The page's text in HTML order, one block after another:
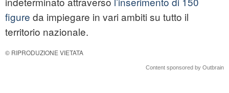
figure da impiegare in vari ambiti su tutto il
territorio nazionale.
© RIPRODUZIONE VIETATA
Content sponsored by Outbrain